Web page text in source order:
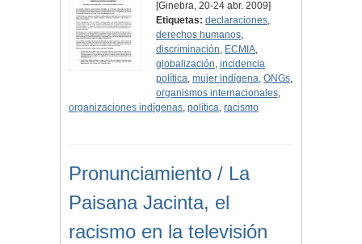
[Ginebra, 20-24 abr. 2009]
Etiquetas: declaraciones,
derechos humanos,
discriminación, ECMIA,
globalización,incidencia
política,mujer indígena,ONGs,
organismos internacionales,
organizaciones indígenas, política, racismo
Pronunciamiento / La
Paisana Jacinta, el
racismo en la televisión